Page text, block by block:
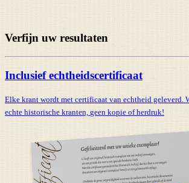
Verfijn uw resultaten
Inclusief echtheidscertificaat
Elke krant wordt met certificaat van echtheid geleverd.
echte historische kranten, geen kopie of herdruk!